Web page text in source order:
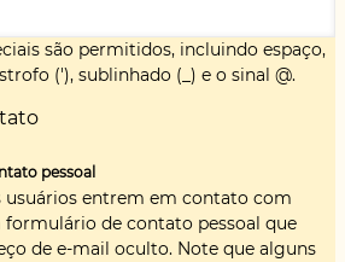
são permitidos, incluindo espaço,
('), sublinhado (_) e o sinal @.
pessoal
entrem em contato com
formulário de contato pessoal que
de e-mail oculto. Note que alguns